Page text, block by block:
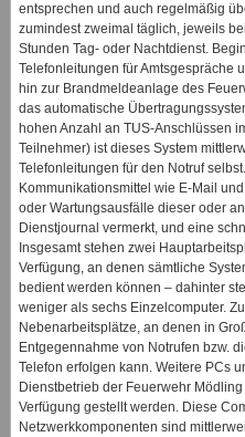
entsprechen und auch regelmäßig
zumindest zweimal täglich, jeweils
Stunden Tag- oder Nachtdienst.
Telefonleitungen für Amtsgespräche
hin zur Brandmeldeanlage des
das automatische
hohen Anzahl an TUS-Anschlüssen
Teilnehmer) ist dieses System
Telefonleitungen für den Notruf
Kommunikationsmittel wie E-Mail
oder Wartungsausfälle dieser oder
Dienstjournal vermerkt, und eine
Insgesamt stehen zwei
Verfügung, an denen sämtliche
bedient werden können – dahinter
weniger als sechs Einzelcomputer.
Nebenarbeitsplätze, an denen in
Entgegennahme von Notrufen bzw.
Telefon erfolgen kann. Weitere PCs
Dienstbetrieb der Feuerwehr
Verfügung gestellt werden. Diese
Netzwerkkomponenten sind